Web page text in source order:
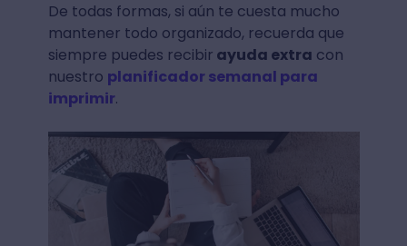
De todas formas, si aún te cuesta mucho
mantener todo organizado, recuerda que
siempre puedes recibir ayuda extra con
nuestro planificador semanal para
imprimir.